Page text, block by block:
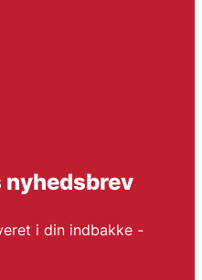
nyhedsbrev
i din indbakke -